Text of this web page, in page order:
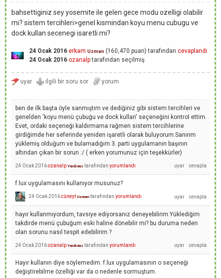
bahsettiginiz sey yosemite ile gelen gece modu ozelligi olabilir
mi? sistem tercihleri>genel kismindan koyu menu cubugu ve
dock kullan secenegi isaretli mi?
24 Ocak 2016 erkam Uzman (160,470 puan) tarafından cevaplandı
24 Ocak 2016 ozanalptarafından seçilmiş
ben de ilk başta öyle sanmıştım ve dediğiniz gibi sistem tercihleri ve
genelden 'koyu menü çubuğu ve dock kullan' seçeneğini kontrol ettim.
Evet, ordaki seçeneği kaldırmama rağmen sistem tercihlerine
girdiğimde her seferinde yeniden işaretli olarak buluyorum.Sanırım
yüklemiş olduğum ve bulamadığım 3. parti uygulamanın başının
altından çıkan bir sorun :/ ( erken yorumunuz için teşekkürler)
24 Ocak 2016ozanalp Yardımcı tarafından yorumlandı
f.lux uygulamasını kullanıyor musunuz?
24 Ocak 2016cüneyt Uzman tarafından yorumlandı
hayır kullanmıyordum, tavsiye ediyorsanız deneyebilirim.Yüklediğim
takdirde menü çubuğum eski haline dönebilir mi? bu duruma neden
olan sorunu nasıl tespit edebilirim ?
24 Ocak 2016ozanalp Yardımcı tarafından yorumlandı
Hayır kullanın diye söylemedim. f.lux uygulamasının o seçeneği
değiştirebilme özelliği var da o nedenle sormuştum.